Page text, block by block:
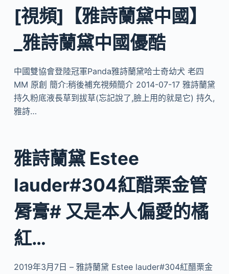
[視頻]【雅詩蘭黛中國】
_雅詩蘭黛中國優酷
中國雙協會登陸冠軍Panda雅詩蘭黛哈士奇幼犬 老四
MM 原創 簡介:稍後補充視頻簡介 2014-07-17 雅詩蘭黛
持久粉底液長草到拔草(忘記說了,臉上用的就是它) 持久,
雅詩…
雅詩蘭黛 Estee
lauder#304紅醋栗金管
脣膏# 又是本人偏愛的橘
紅…
2019年3月7日 – 雅詩蘭黛 Estee lauder#304紅醋栗金